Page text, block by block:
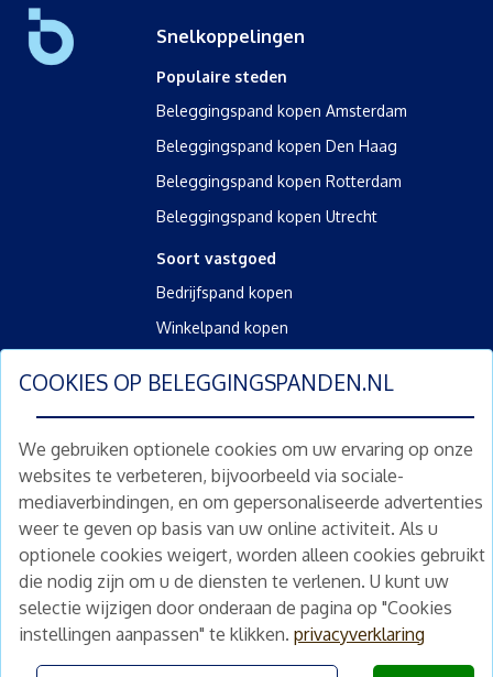
COOKIES OP BELEGGINGSPANDEN.NL
We gebruiken optionele cookies om uw ervaring op onze
websites te verbeteren, bijvoorbeeld via sociale-
mediaverbindingen, en om gepersonaliseerde advertenties
weer te geven op basis van uw online activiteit. Als u
optionele cookies weigert, worden alleen cookies gebruikt
die nodig zijn om u de diensten te verlenen. U kunt uw
selectie wijzigen door onderaan de pagina op "Cookies
instellingen aanpassen" te klikken. privacyverklaring
Snelkoppelingen
Populaire steden
Beleggingspand kopen Amsterdam
Beleggingspand kopen Den Haag
Beleggingspand kopen Rotterdam
Beleggingspand kopen Utrecht
Soort vastgoed
Bedrijfspand kopen
Winkelpand kopen
Overig
Diensten
Gratis waardebepaling
Gratis waardebepaling aanvragen